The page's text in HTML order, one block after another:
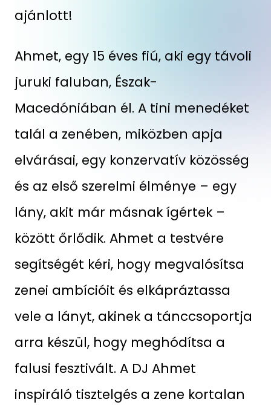
ajánlott!
Ahmet, egy 15 éves fiú, aki egy távoli
juruki faluban, Észak-
Macedóniában él. A tini menedéket
talál a zenében, miközben apja
elvárásai, egy konzervatív közösség
és az első szerelmi élménye – egy
lány, akit már másnak ígértek –
között őrlődik. Ahmet a testvére
segítségét kéri, hogy megvalósítsa
zenei ambícióit és elkápráztassa
vele a lányt, akinek a tánccsoportja
arra készül, hogy meghódítsa a
falusi fesztivált. A DJ Ahmet
inspiráló tisztelgés a zene kortalan